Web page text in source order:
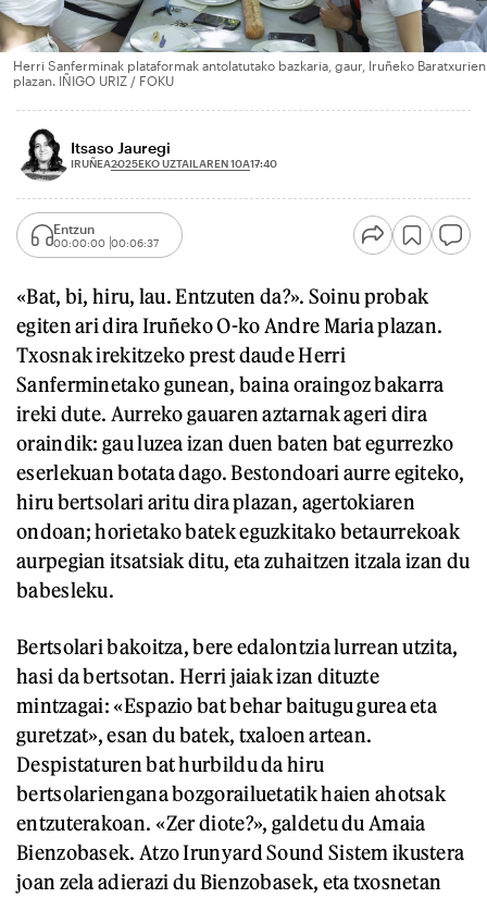
Herri Sanferminak plataformak antolatutako bazkaria, gaur, Iruñeko Baratxurien
plazan. IÑIGO URIZ / FOKU
Itsaso Jauregi
IRUÑEA2025EKO UZTAILAREN 10A17:40
Entzun
00:00:00 00:06:37
«Bat, bi, hiru, lau. Entzuten da?». Soinu probak
egiten ari dira Iruñeko O-ko Andre Maria plazan.
Txosnak irekitzeko prest daude Herri
Sanferminetako gunean, baina oraingoz bakarra
ireki dute. Aurreko gauaren aztarnak ageri dira
oraindik: gau luzea izan duen baten bat egurrezko
eserlekuan botata dago. Bestondoari aurre egiteko,
hiru bertsolari aritu dira plazan, agertokiaren
ondoan; horietako batek eguzkitako betaurrekoak
aurpegian itsatsiak ditu, eta zuhaitzen itzala izan du
babesleku.
Bertsolari bakoitza, bere edalontzia lurrean utzita,
hasi da bertsotan. Herri jaiak izan dituzte
mintzagai: «Espazio bat behar baitugu gurea eta
guretzat», esan du batek, txaloen artean.
Despistaturen bat hurbildu da hiru
bertsolariengana bozgorailuetatik haien ahotsak
entzuterakoan. «Zer diote?», galdetu du Amaia
Bienzobasek. Atzo Irunyard Sound Sistem ikustera
joan zela adierazi du Bienzobasek, eta txosnetan